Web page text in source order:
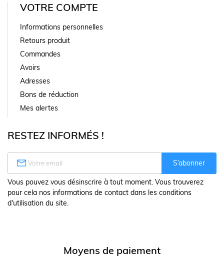
VOTRE COMPTE
Informations personnelles
Retours produit
Commandes
Avoirs
Adresses
Bons de réduction
Mes alertes
RESTEZ INFORMÉS !
 S’abonner
Vous pouvez vous désinscrire à tout moment. Vous trouverez
pour cela nos informations de contact dans les conditions
d'utilisation du site.
Moyens de paiement